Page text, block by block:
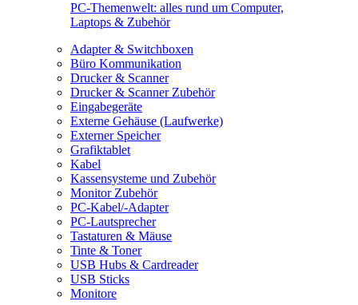
PC-Themenwelt: alles rund um Computer,
Laptops & Zubehör
Adapter & Switchboxen
Büro Kommunikation
Drucker & Scanner
Drucker & Scanner Zubehör
Eingabegeräte
Externe Gehäuse (Laufwerke)
Externer Speicher
Grafiktablet
Kabel
Kassensysteme und Zubehör
Monitor Zubehör
PC-Kabel/-Adapter
PC-Lautsprecher
Tastaturen & Mäuse
Tinte & Toner
USB Hubs & Cardreader
USB Sticks
Monitore